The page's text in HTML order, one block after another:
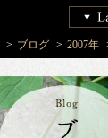
ブログ 2007年